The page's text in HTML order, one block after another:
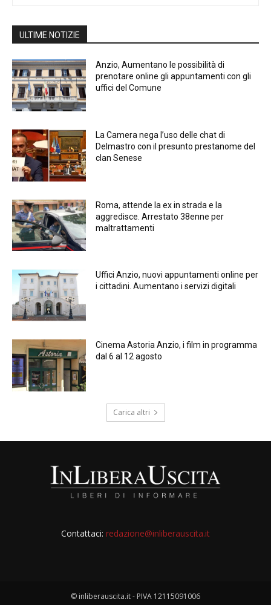
ULTIME NOTIZIE
Anzio, Aumentano le possibilità di
prenotare online gli appuntamenti con gli
uffici del Comune
La Camera nega l’uso delle chat di
Delmastro con il presunto prestanome del
clan Senese
Roma, attende la ex in strada e la
aggredisce. Arrestato 38enne per
maltrattamenti
Uffici Anzio, nuovi appuntamenti online per
i cittadini. Aumentano i servizi digitali
Cinema Astoria Anzio, i film in programma
dal 6 al 12 agosto
Carica altri
Contattaci: redazione@inliberauscita.it
© inliberauscita.it - PIVA 12115091006